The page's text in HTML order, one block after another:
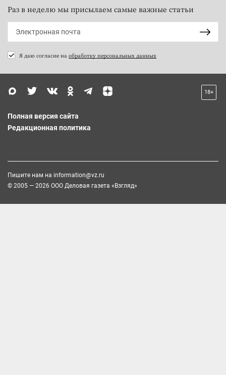
Раз в неделю мы присылаем самые важные статьи
Я даю согласие на обработку персональных данных
18+
Полная версия сайта
Редакционная политика
Пишите нам на information@vz.ru
© 2005 — 2026 ООО Деловая газета «Взгляд»